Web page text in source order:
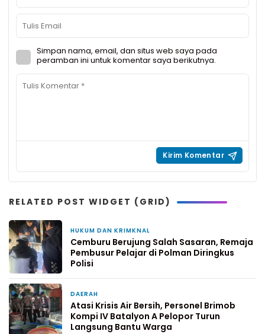
Simpan nama, email, dan situs web saya pada
peramban ini untuk komentar saya berikutnya.
RELATED POST WIDGET (GRID)
HUKUM DAN KRIMKNAL
Cemburu Berujung Salah Sasaran, Remaja
Pembusur Pelajar di Polman Diringkus
Polisi
DAERAH
Atasi Krisis Air Bersih, Personel Brimob
Kompi IV Batalyon A Pelopor Turun
Langsung Bantu Warga